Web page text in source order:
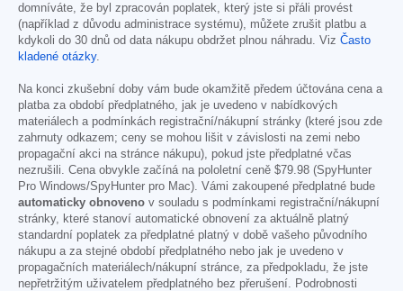
domníváte, že byl zpracován poplatek, který jste si přáli provést
(například z důvodu administrace systému), můžete zrušit platbu a
kdykoli do 30 dnů od data nákupu obdržet plnou náhradu. Viz Často
kladené otázky.
Na konci zkušební doby vám bude okamžitě předem účtována cena a
platba za období předplatného, jak je uvedeno v nabídkových
materiálech a podmínkách registrační/nákupní stránky (které jsou zde
zahrnuty odkazem; ceny se mohou lišit v závislosti na zemi nebo
propagační akci na stránce nákupu), pokud jste předplatné včas
nezrušili. Cena obvykle začíná na pololetní ceně $79.98 (SpyHunter
Pro Windows/SpyHunter pro Mac). Vámi zakoupené předplatné bude
automaticky obnoveno v souladu s podmínkami registrační/nákupní
stránky, které stanoví automatické obnovení za aktuálně platný
standardní poplatek za předplatné platný v době vašeho původního
nákupu a za stejné období předplatného nebo jak je uvedeno v
propagačních materiálech/nákupní stránce, za předpokladu, že jste
nepřetržitým uživatelem předplatného bez přerušení. Podrobnosti